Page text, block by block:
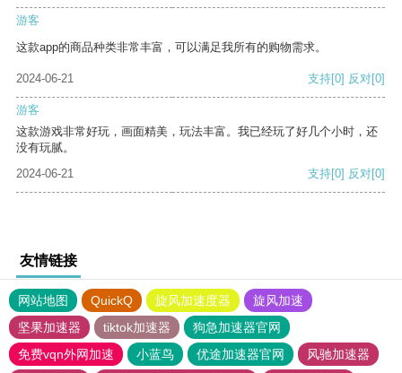
游客
这款app的商品种类非常丰富，可以满足我所有的购物需求。
2024-06-21 支持[0] 反对[0]
游客
这款游戏非常好玩，画面精美，玩法丰富。我已经玩了好几个小时，还
没有玩腻。
2024-06-21
支持[0] 反对[0]
友情链接
网站地图 QuickQ 旋风加速度器
旋风加速
坚果加速器
tiktok加速器
狗急加速器官网
免费vqn外网加速
小蓝鸟 优途加速器官网
风驰加速器